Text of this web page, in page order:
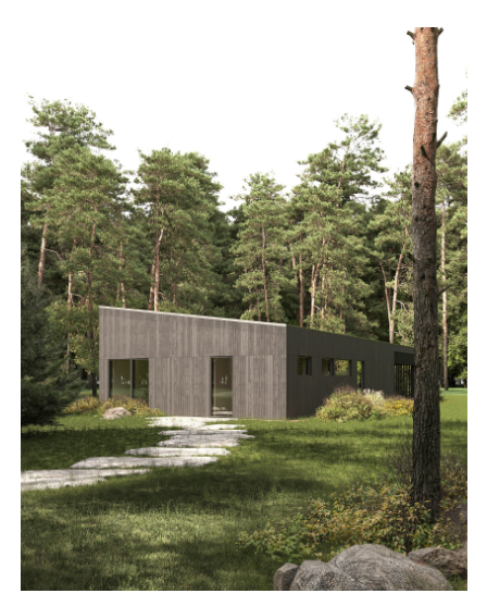
каталог проектов
услуги
загородные дома
бани и сауны